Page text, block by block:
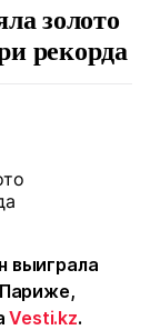
золото
рекорда
выиграла
Vesti.kz.